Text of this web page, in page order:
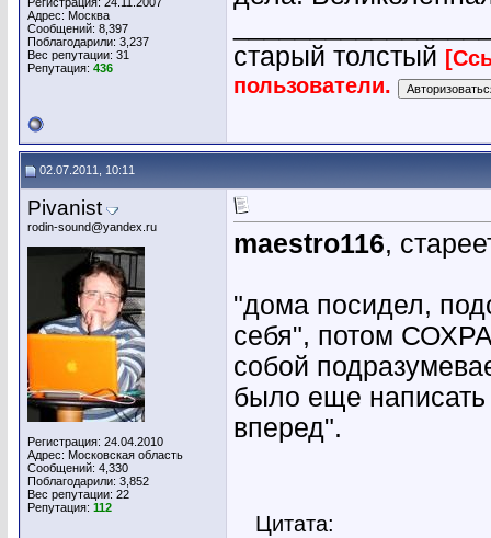
Адрес: Москва
Сообщений: 8,397
Поблагодарили: 3,237
Вес репутации: 31
Репутация: 436
старый толстый
пользователи.
02.07.2011, 10:11
Pivanist
rodin-sound@yandex.ru
Регистрация: 24.04.2010
Адрес: Московская область
Сообщений: 4,330
Поблагодарили: 3,852
Вес репутации: 22
Репутация: 112
maestro116,
"дома посидел,
себя", потом
собой
было еще
вперед".
Цитата: